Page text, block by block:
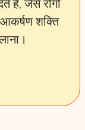
हैं, जैसे रोगों
आकर्षण शक्ति